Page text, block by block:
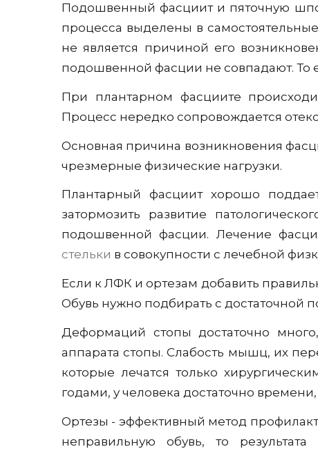
Подошвенный фасциит и пяточную
процесса выделены в
не является причиной его
подошвенной фасции не совпадают. То
При плантарном фасциите
Процесс нередко сопровождается
Основная причина возникновения
чрезмерные физические нагрузки.
Плантарный фасциит хорошо
затормозить развитие
подошвенной фасции. Лечение
стельки в совокупности с лечебной
Если к ЛФК и ортезам добавить
Обувь нужно подбирать с достаточной
Деформаций стопы достаточно
аппарата стопы. Слабость мышц, их
которые лечатся только
годами, у человека достаточно
Ортезы - эффективный метод
неправильную обувь, то